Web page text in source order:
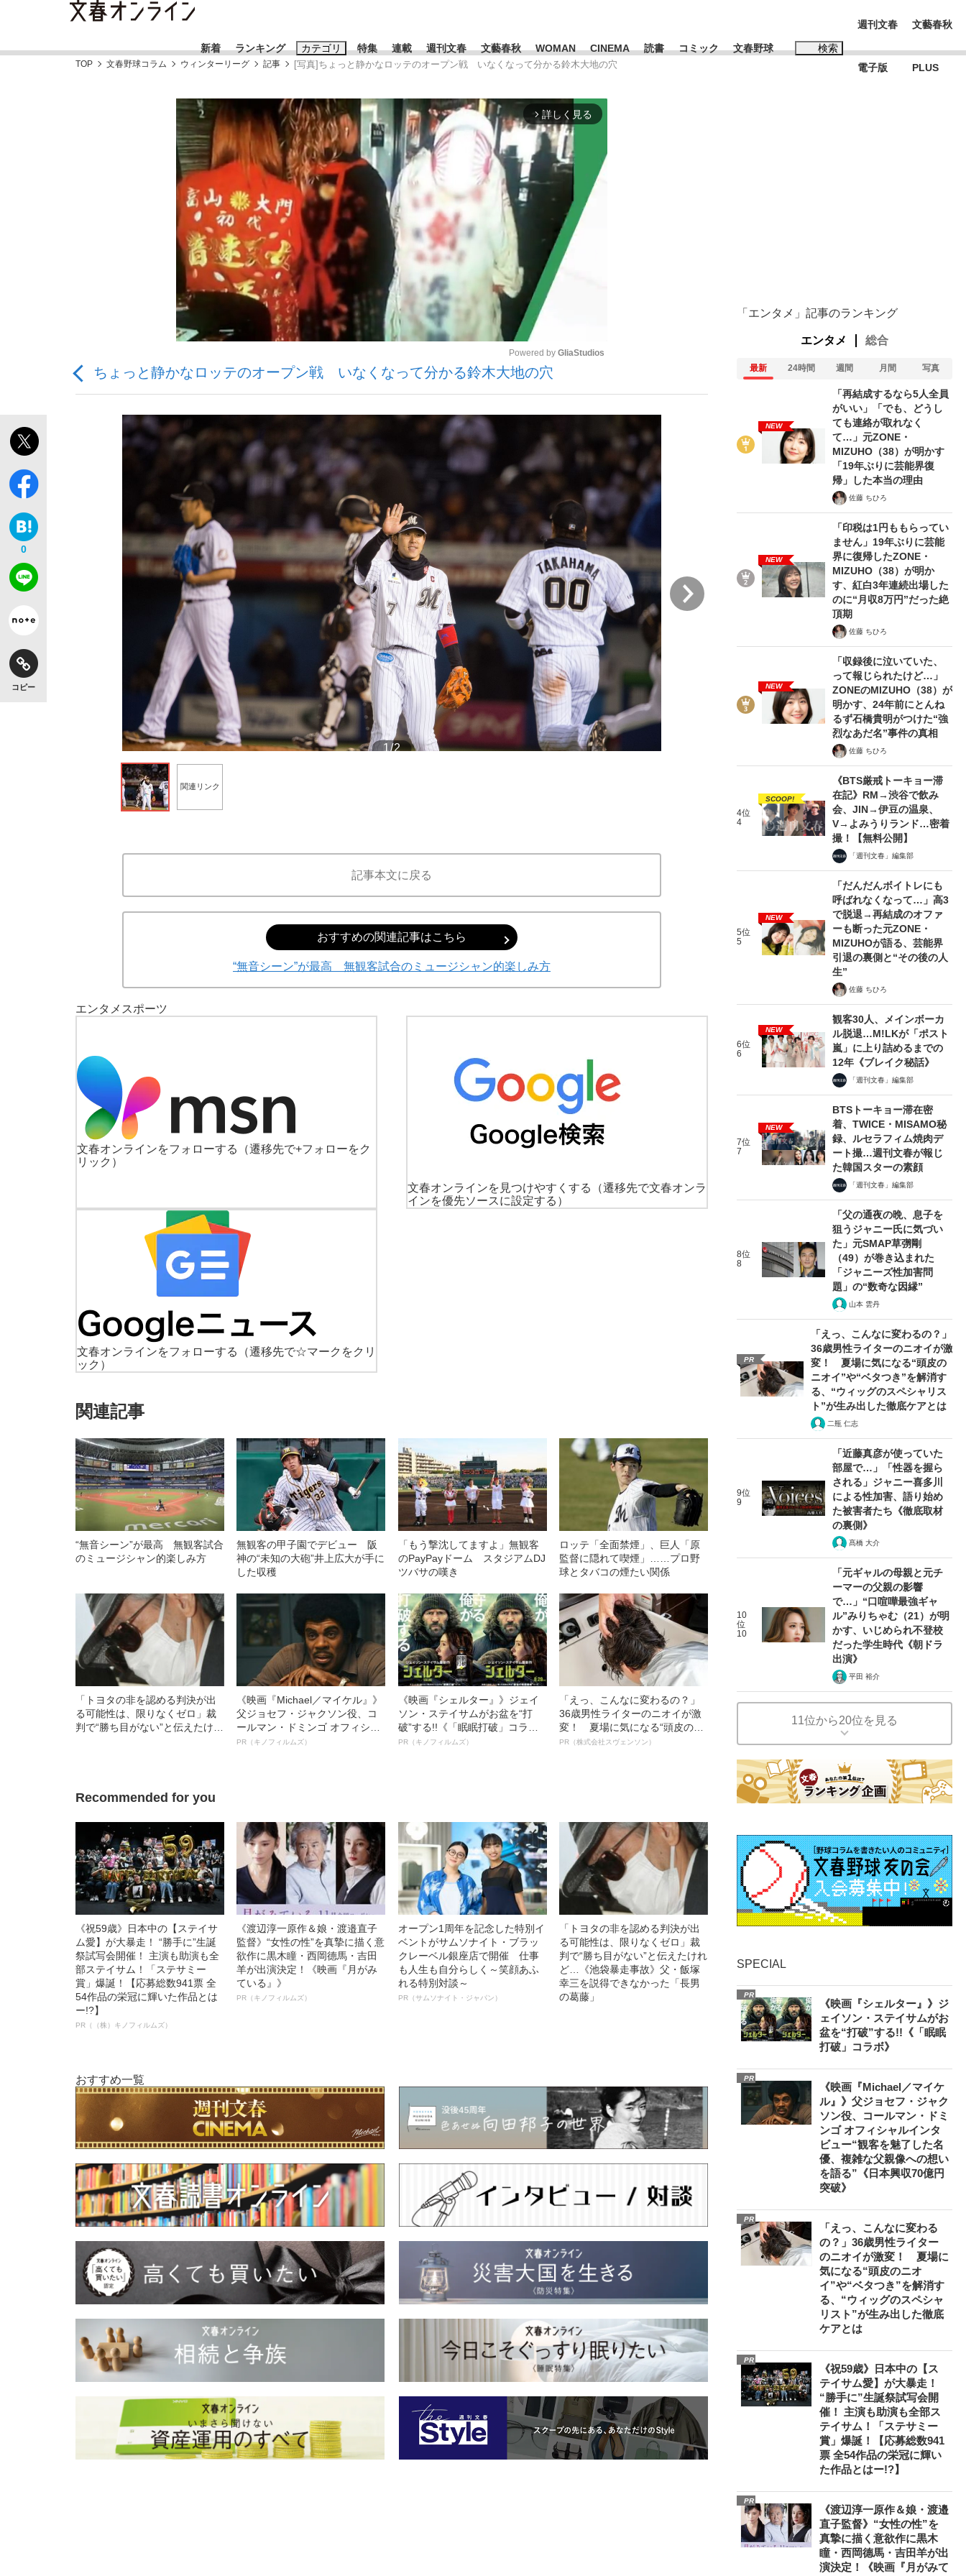
新着 ランキング カテゴリ
《BTS厳戒トーキョー滞在記》RM→渋谷で飲み会、JIN→伊豆の... 「90%は失敗する。でも…」本田圭佑が初めて明かした日本代表監督に...
「最悪の空気のまま解散」WBC日本代表“敗戦”の真実 選手が明かす... 「敗因分析は一切聞かれなかった」侍ジャパン選手が証言した“NPB聞...
「クマが悪者扱いされているのが悲しい」『北の国から』倉本聰氏（91...
もっと見る
特集
私のあのとき、私のいま
キングの誕生を、目撃せよ。
もっと見る
連載 週刊文春 文藝春秋 WOMAN CINEMA 読書 コミック 文春野球 検索
おすすめのキーワードタグ一覧
#藤田晋 #三山凌輝 #高市早苗 #後藤真希 #森岡毅 #城彰二 #内田有紀
#玉木雄一郎
#亀和田武
週刊文春
電子版
文藝春秋
PLUS
TOP 文春野球コラム ウィンターリーグ 記事 [写真]ちょっと静かなロッテのオープン戦 いなくなって分かる鈴木大地の穴
arrow_forward_ios 詳しく見る
Mute
Powered by GliaStudios
ちょっと静かなロッテのオープン戦 いなくなって分かる鈴木大地の穴
0
コピー
1/2
2016年開幕戦の鈴木大地 ©文藝春秋
ちょっと静かなロッテのオープン戦 い
文春野球コラム2020 開幕延期を考える
“無音シーン”が最高 無観客試合のミュージシャン的楽
の“未知の大砲”井上広大が手にした収穫 「もう撃沈し
関連リンク
記事本文に戻る
おすすめの関連記事はこちら
“無音シーン”が最高 無観客試合のミュージシャン的楽しみ方
エンタメ スポーツ
文春オンラインをフォローする
（遷移先で+フォローをク
リック）
文春オンラインを見つけやすくする
（遷移先で文春オンラ
インを優先ソースに設定する）
文春オンラインをフォローする
（遷移先で☆マークをクリ
ック）
関連記事
“無音シーン”が最高 無観客試合
のミュージシャン的楽しみ方
無観客の甲子園でデビュー 阪
神の“未知の大砲”井上広大が手に
した収穫
「もう撃沈してますよ」無観客
のPayPayドーム スタジアムDJ
ツバサの嘆き
ロッテ「全面禁煙」、巨人「原
監督に隠れて喫煙」……プロ野
球とタバコの煙たい関係
「トヨタの非を認める判決が出
る可能性は、限りなくゼロ」裁
判で“勝ち目がない”と伝えたけれ
《映画『Michael／マイケル』》
父ジョセフ・ジャクソン役、コ
ールマン・ドミンゴ オフィシャ
ルインタビュー“観客を魅了した
PR（キノフィルムズ）
《映画『シェルター』》ジェイ
ソン・ステイサムがお盆を“打
破”する!!《「眠眠打破」コラ
ボ》
PR（キノフィルムズ）
「えっ、こんなに変わるの？」
36歳男性ライターのニオイが激
変！ 夏場に気になる“頭皮のニ
オイ”や“ベタつき”を解消す
PR（株式会社スヴェンソン）
Recommended for you
《祝59歳》日本中の【ステイサ
ム愛】が大暴走！ “勝手に”生誕
祭試写会開催！ 主演も助演も全
部ステイサム！「ステサミー
賞」爆誕！【応募総数941票 全
54作品の栄冠に輝いた作品とは
ー!?】
PR（（株）キノフィルムズ）
《渡辺淳一原作＆娘・渡邉直子
監督》“女性の性”を真摯に描く意
欲作に黒木瞳・西岡德馬・吉田
羊が出演決定！《映画『月がみ
ている』》
PR（キノフィルムズ）
オープン1周年を記念した特別イ
ベントがサムソナイト・ブラッ
クレーベル銀座店で開催 仕事
も人生も自分らしく～笑顔あふ
れる特別対談～
PR（サムソナイト・ジャパン）
「トヨタの非を認める判決が出
る可能性は、限りなくゼロ」裁
判で“勝ち目がない”と伝えたけれ
ど…《池袋暴走事故》父・飯塚
幸三を説得できなかった「長男
の葛藤」
おすすめ一覧
「エンタメ」記事のランキング
エンタメ 総合
最新 24時間 週間 月間 写真
NEW
「再結成するなら5人全員
がいい」「でも、どうし
ても連絡が取れなく
て…」元ZONE・
MIZUHO（38）が明かす
「19年ぶりに芸能界復
帰」した本当の理由
佐藤 ちひろ
NEW
「印税は1円ももらってい
ません」19年ぶりに芸能
界に復帰したZONE・
MIZUHO（38）が明か
す、紅白3年連続出場した
のに“月収8万円”だった絶
頂期
佐藤 ちひろ
NEW
「収録後に泣いていた、
って報じられたけど…」
ZONEのMIZUHO（38）が
明かす、24年前にとんね
るず石橋貴明がつけた“強
烈なあだ名”事件の真相
佐藤 ちひろ
4位
4
SCOOP!
《BTS厳戒トーキョー滞
在記》RM→渋谷で飲み
会、JIN→伊豆の温泉、
V→よみうりランド…密着
撮！【無料公開】
「週刊文春」編集部
5位
5
NEW
「だんだんボイトレにも
呼ばれなくなって…」高3
で脱退→再結成のオファ
ーも断った元ZONE・
MIZUHOが語る、芸能界
引退の裏側と“その後の人
生”
佐藤 ちひろ
6位
6
NEW
観客30人、メインボーカ
ル脱退…M!LKが「ポスト
嵐」に上り詰めるまでの
12年《ブレイク秘話》
「週刊文春」編集部
7位
7
NEW
BTSトーキョー滞在密
着、TWICE・MISAMO秘
録、ルセラフィム焼肉デ
ート撮…週刊文春が報じ
た韓国スターの素顔
「週刊文春」編集部
8位
8
「父の通夜の晩、息子を
狙うジャニー氏に気づい
た」元SMAP草彅剛
（49）が巻き込まれた
「ジャニーズ性加害問
題」の“数奇な因縁”
山本 雲丹
PR
「えっ、こんなに変わるの？」
36歳男性ライターのニオイが激
変！ 夏場に気になる“頭皮の
ニオイ”や“ベタつき”を解消す
る、“ウィッグのスペシャリス
ト”が生み出した徹底ケアとは
二瓶 仁志
9位
9
「近藤真彦が使っていた
部屋で…」「性器を握ら
される」ジャニー喜多川
による性加害、語り始め
た被害者たち《徹底取材
の裏側》
髙橋 大介
10
位
10
「元ギャルの母親と元チ
ーマーの父親の影響
で…」“口喧嘩最強ギャ
ル”みりちゃむ（21）が明
かす、いじめられ不登校
だった学生時代《朝ドラ
出演》
平田 裕介
11位から20位を見る
SPECIAL
PR
《映画『シェルター』》ジ
ェイソン・ステイサムがお
盆を“打破”する!!《「眠眠
打破」コラボ》
PR
《映画『Michael／マイケ
ル』》父ジョセフ・ジャク
ソン役、コールマン・ドミ
ンゴ オフィシャルインタ
ビュー“観客を魅了した名
優、複雑な父親像への想い
を語る”《日本興収70億円
突破》
PR
「えっ、こんなに変わる
の？」36歳男性ライター
のニオイが激変！ 夏場に
気になる“頭皮のニオ
イ”や“ベタつき”を解消す
る、“ウィッグのスペシャ
リスト”が生み出した徹底
ケアとは
PR
《祝59歳》日本中の【ス
テイサム愛】が大暴走！
“勝手に”生誕祭試写会開
催！ 主演も助演も全部ス
テイサム！「ステサミー
賞」爆誕！【応募総数941
票 全54作品の栄冠に輝い
た作品とはー!?】
PR
《渡辺淳一原作＆娘・渡邉
直子監督》“女性の性”を
真摯に描く意欲作に黒木
瞳・西岡德馬・吉田羊が出
演決定！《映画『月がみて